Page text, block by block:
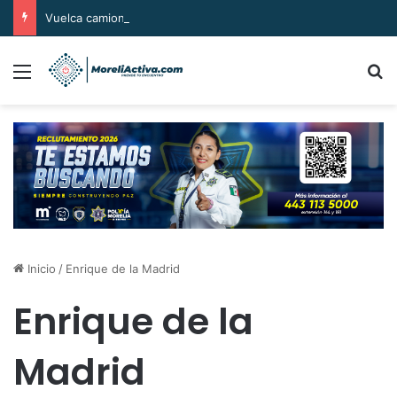
Menú
Inicio / Enrique de la Madrid
Enrique de la
Madrid